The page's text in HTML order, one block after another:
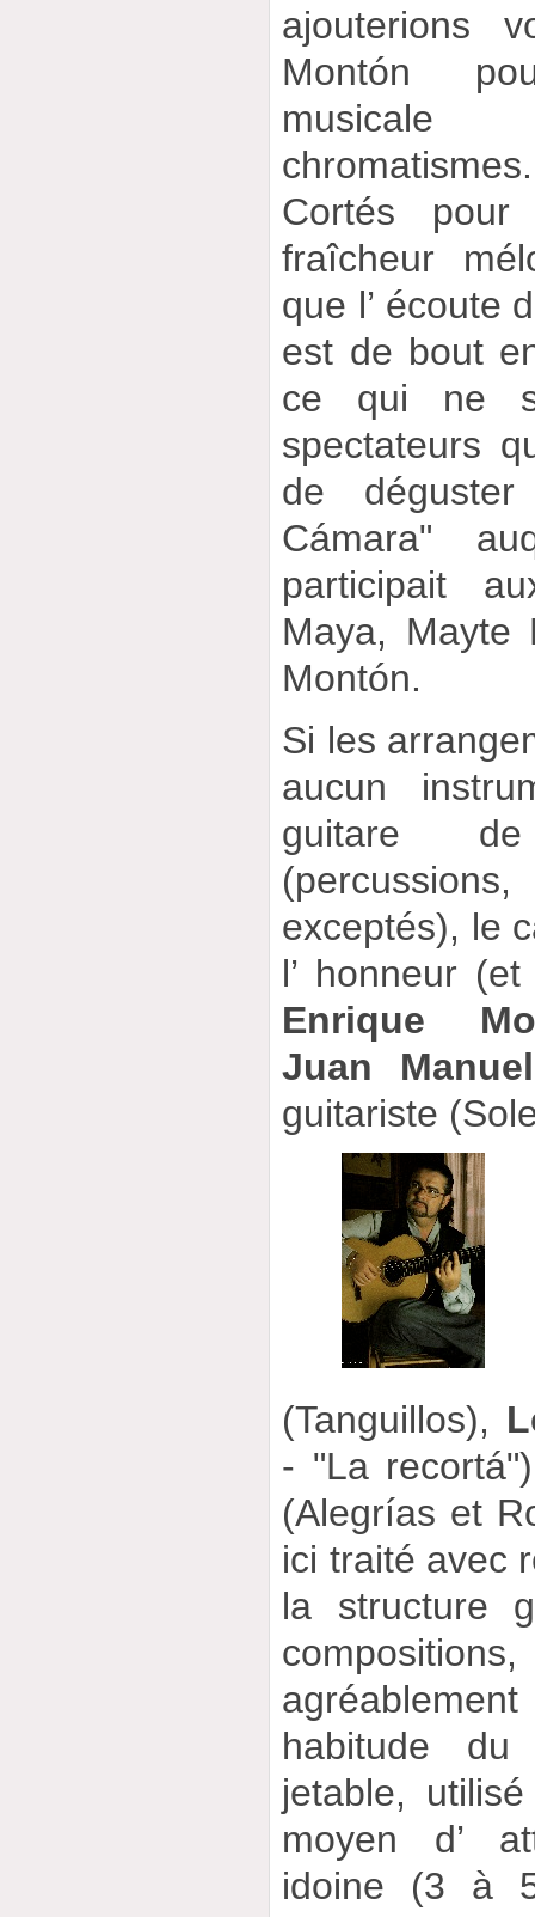
ajouterions
Montón
musicale
Cortés
fraîcheur
que l’ écoute
est de bout
ce qui ne
spectateurs
de
Cámara"
participait
Maya, Mayte
Montón.
Si les
aucun
guitare
exceptés), le
l’ honneur
Enrique
Juan
guitariste
(Tanguillos),
- "La
(Alegrías et
ici traité avec
la structure
habitude
jetable,
moyen d’
idoine (3 à